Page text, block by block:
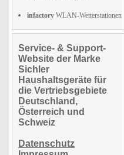
infactory WLAN-Wetterstationen
Service- & Support-
Website der Marke
Sichler
Haushaltsgeräte für
die Vertriebsgebiete
Deutschland,
Österreich und
Schweiz
Datenschutz